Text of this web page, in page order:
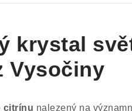
krystal
Vysočiny
citrínu nalezený na